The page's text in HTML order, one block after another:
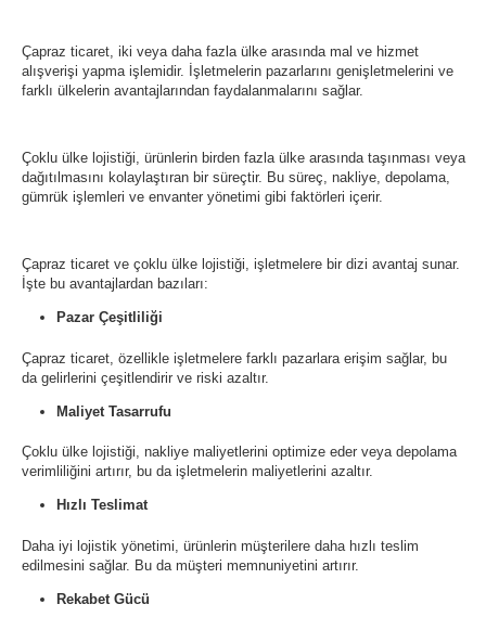
Çapraz ticaret, iki veya daha fazla ülke arasında mal ve hizmet
alışverişi yapma işlemidir. İşletmelerin pazarlarını genişletmelerini ve
farklı ülkelerin avantajlarından faydalanmalarını sağlar.
Çoklu ülke lojistiği, ürünlerin birden fazla ülke arasında taşınması veya
dağıtılmasını kolaylaştıran bir süreçtir. Bu süreç, nakliye, depolama,
gümrük işlemleri ve envanter yönetimi gibi faktörleri içerir.
Çapraz ticaret ve çoklu ülke lojistiği, işletmelere bir dizi avantaj sunar.
İşte bu avantajlardan bazıları:
Pazar Çeşitliliği
Çapraz ticaret, özellikle işletmelere farklı pazarlara erişim sağlar, bu
da gelirlerini çeşitlendirir ve riski azaltır.
Maliyet Tasarrufu
Çoklu ülke lojistiği, nakliye maliyetlerini optimize eder veya depolama
verimliliğini artırır, bu da işletmelerin maliyetlerini azaltır.
Hızlı Teslimat
Daha iyi lojistik yönetimi, ürünlerin müşterilere daha hızlı teslim
edilmesini sağlar. Bu da müşteri memnuniyetini artırır.
Rekabet Gücü